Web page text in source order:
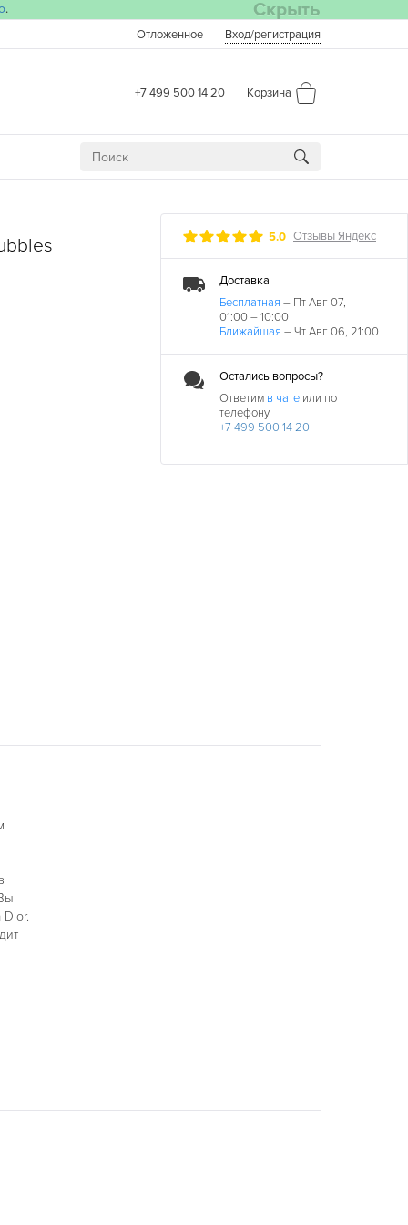
. Скрыть
Отложенное Вход/регистрация
+7 499 500 14 20 Корзина
5.0 Отзывы Яндекс
Доставка
Бесплатная – Пт Авг 07,
01:00 – 10:00
Ближайшая – Чт Авг 06, 21:00
Остались вопросы?
Ответим в чате или по
телефону
+7 499 500 14 20